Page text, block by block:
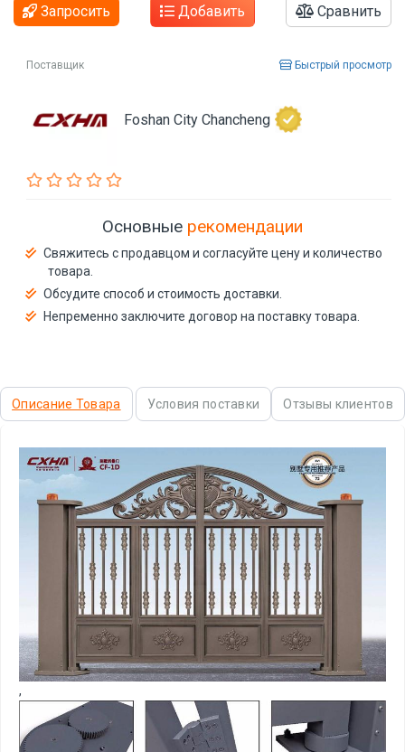
Запросить Добавить Сравнить
Поставщик Быстрый просмотр
Foshan City Chancheng
Основные рекомендации
Свяжитесь с продавцом и согласуйте цену и количество
товара.
Обсудите способ и стоимость доставки.
Непременно заключите договор на поставку товара.
Описание Товара Условия поставки Отзывы клиентов
,